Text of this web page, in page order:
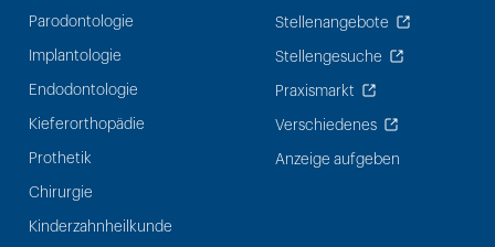
Parodontologie
Implantologie
Endodontologie
Kieferorthopädie
Prothetik
Chirurgie
Kinderzahnheilkunde
Stellenangebote
Stellengesuche
Praxismarkt
Verschiedenes
Anzeige aufgeben